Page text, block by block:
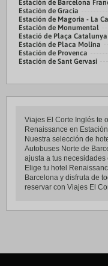
Estación de Barcelona
Estación de Gracia
Estación de Magoria - La
Estación de Monumental
Estació de Plaça
Estación de Placa Molina
Estación de Provenca
Estación de Sant Gervasi
Viajes El Corte Inglés te
Renaissance en
Nuestra selección de
Autobuses Norte de
ajusta a tus
Elige tu hotel
Barcelona y disfruta de
reservar con Viajes El